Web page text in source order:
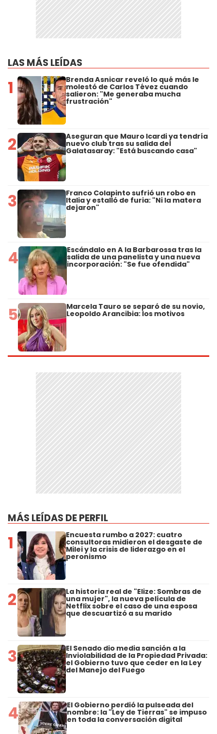
LAS MÁS LEÍDAS
1 Brenda Asnicar reveló lo qué más le
molestó de Carlos Tévez cuando
salieron: "Me generaba mucha
frustración"
2 Aseguran que Mauro Icardi ya tendría
nuevo club tras su salida del
Galatasaray: "Está buscando casa"
3 Franco Colapinto sufrió un robo en
Italia y estalló de furia: "Ni la matera
dejaron"
4 Escándalo en A la Barbarossa tras la
salida de una panelista y una nueva
incorporación: "Se fue ofendida"
5 Marcela Tauro se separó de su novio,
Leopoldo Arancibia: los motivos
MÁS LEÍDAS DE PERFIL
1 Encuesta rumbo a 2027: cuatro
consultoras midieron el desgaste de
Milei y la crisis de liderazgo en el
peronismo
2 La historia real de "Elize: Sombras de
una mujer", la nueva película de
Netflix sobre el caso de una esposa
que descuartizó a su marido
3 El Senado dio media sanción a la
Inviolabilidad de la Propiedad Privada:
el Gobierno tuvo que ceder en la Ley
del Manejo del Fuego
4 El Gobierno perdió la pulseada del
nombre: la "Ley de Tierras" se impuso
en toda la conversación digital